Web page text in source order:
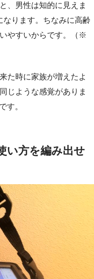
、男性は知的に見えま
ります。ちなみに高齢
やすいからです。（※
た時に家族が増えたよ
じような感覚がありま
す。
い方を編み出せ